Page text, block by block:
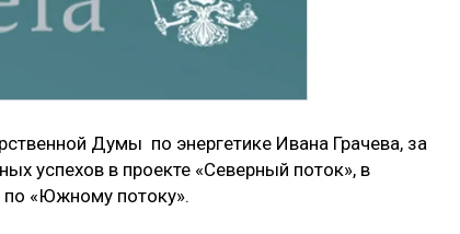
Думы по энергетике Ивана Грачева, за
успехов в проекте «Северный поток», в
по «Южному потоку».